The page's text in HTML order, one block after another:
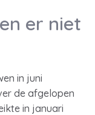
er niet
in juni
de afgelopen
in januari